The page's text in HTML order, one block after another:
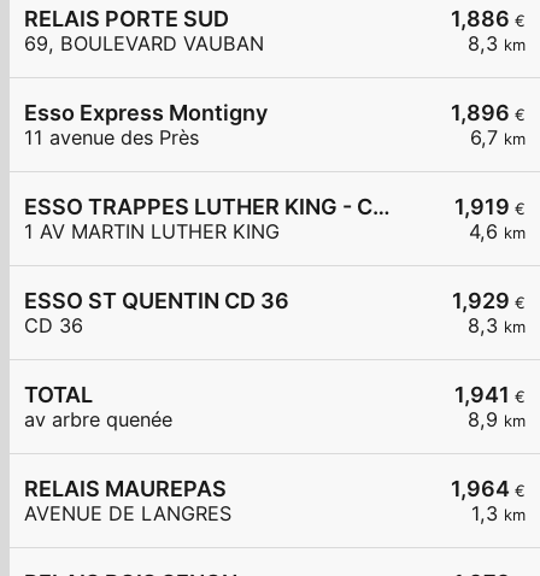
1,886 €
8,3 km
RELAIS PORTE SUD
69, BOULEVARD VAUBAN
1,896 €
6,7 km
Esso Express Montigny
11 avenue des Près
1,919 €
4,6 km
ESSO TRAPPES LUTHER KING - CARREFOUR EXPRESS
1 AV MARTIN LUTHER KING
1,929 €
8,3 km
ESSO ST QUENTIN CD 36
CD 36
1,941 €
8,9 km
TOTAL
av arbre quenée
1,964 €
1,3 km
RELAIS MAUREPAS
AVENUE DE LANGRES